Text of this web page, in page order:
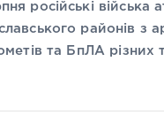
російські війська
районів з
та БпЛА різних